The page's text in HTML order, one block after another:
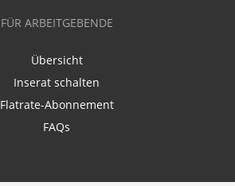
FÜR ARBEITGEBENDE
Übersicht
Inserat schalten
Flatrate-Abonnement
FAQs